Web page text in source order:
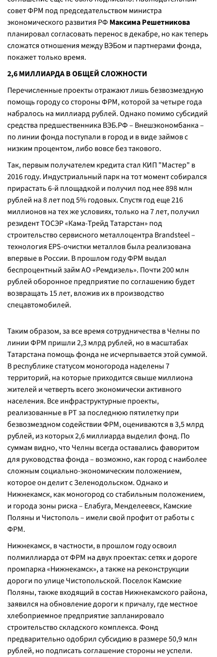
совет ФРМ под председательством министра
экономического развития РФ Максима Решетникова
планировал согласовать перенос в декабре, но как теперь
сложатся отношения между ВЭБом и партнерами фонда,
покажет только время.
2,6 МИЛЛИАРДА В ОБЩЕЙ СЛОЖНОСТИ
Перечисленные проекты отражают лишь безвозмездную
помощь городу со стороны ФРМ, которой за четыре года
набралось на миллиард рублей. Однако помимо субсидий
средства предшественника ВЭБ.РФ – Внешэкономбанка –
по линии фонда поступали в город и в виде займов с
низким процентом, либо вовсе без такового.
Так, первым получателем кредита стал КИП "Мастер" в
2016 году. Индустриальный парк на тот момент собирался
прирастать 6-й площадкой и получил под нее 898 млн
рублей на 8 лет под 5% годовых. Спустя год еще 216
миллионов на тех же условиях, только на 7 лет, получил
резидент ТОСЭР «Кама-Трейд Татарстан» под
строительство сервисного металлоцентра Brandsteel –
технология EPS-очистки металлов была реализована
впервые в России. В прошлом году ФРМ выдал
беспроцентный займ АО «Ремдизель». Почти 200 млн
рублей оборонное предприятие по соглашению будет
возвращать 15 лет, вложив их в производство
спецавтомобилей.
Таким образом, за все время сотрудничества в Челны по
линии ФРМ пришли 2,3 млрд рублей, но в масштабах
Татарстана помощь фонда не исчерпывается этой суммой.
В республике статусом моногорода наделены 7
территорий, на которые приходится свыше миллиона
жителей и четверть всего экономически активного
населения. Все инфраструктурные проекты,
реализованные в РТ за последнюю пятилетку при
безвозмездном содействии ФРМ, оцениваются в 3,5 млрд
рублей, из которых 2,6 миллиарда выделил фонд. По
суммам видно, что Челны всегда оставались фаворитом
для руководства фонда – возможно, как город с наиболее
сложным социально-экономическим положением,
которое он делит с Зеленодольском. Однако и
Нижнекамск, как моногород со стабильным положением,
и города зоны риска – Елабуга, Менделеевск, Камские
Поляны и Чистополь – имели свой профит от работы с
ФРМ.
Нижнекамск, в частности, в прошлом году освоил
полмиллиарда от ФРМ на двух проектах: сетях и дороге
промпарка «Нижнекамск», а также на реконструкции
дороги по улице Чистопольской. Поселок Камские
Поляны, также входящий в состав Нижнекамского района,
заявился на обновление дороги к причалу, где местное
хлебоприемное предприятие запланировало
строительство складского комплекса. Фонд
предварительно одобрил субсидию в размере 50,9 млн
рублей, но подписать соглашение стороны не успели.